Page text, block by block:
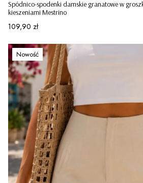
Spódnico-spodenki damskie granatowe w
kieszeniami Mestrino
Cena
109,90 zł
Nowość